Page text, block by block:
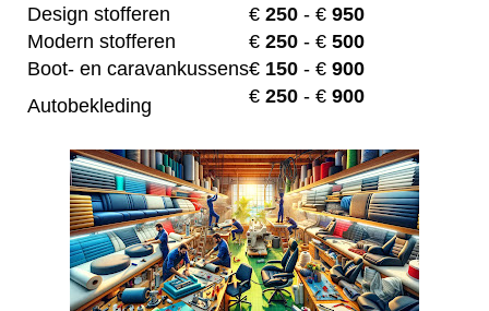
Design stofferen
€ 250 - € 950
Modern stofferen
€ 250 - € 500
Boot- en caravankussens€ 150 - € 900
Autobekleding
€ 250 - € 900